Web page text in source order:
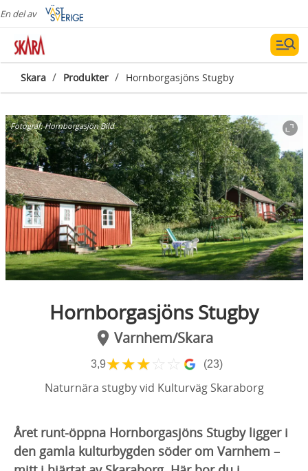
En del av
Skara / Produkter / Hornborgasjöns Stugby
Fotograf:Hornborgasjön Bild
Hornborgasjöns Stugby
Varnhem/Skara
3,9★★★ ☆ ☆ (23)
Naturnära stugby vid Kulturväg Skaraborg
Året runt-öppna Hornborgasjöns Stugby ligger i
den gamla kulturbygden söder om Varnhem –